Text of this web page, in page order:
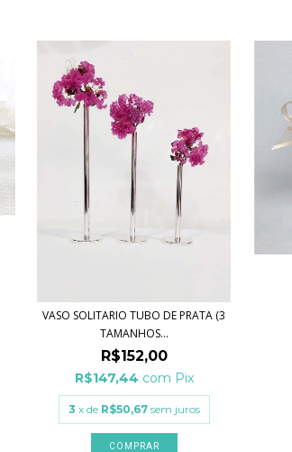
VASO SOLITARIO TUBO DE PRATA (3
TAMANHOS...
R$152,00
R$147,44 com Pix
3 x de R$50,67 sem juros
COMPRAR